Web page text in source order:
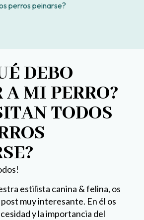
perros peinarse?
DEBO
A MI PERRO?
TODOS
estilista canina & felina, os
muy interesante. En él os
y la importancia del